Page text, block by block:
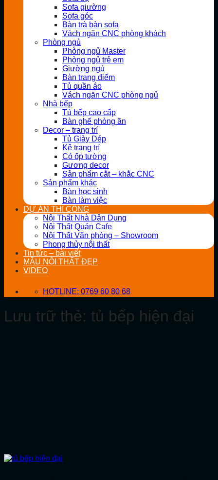
Sofa giường
Sofa góc
Bàn trà bàn sofa
Vách ngăn CNC phòng khách
Phòng ngủ
Phòng ngủ Master
Phòng ngủ trẻ em
Giường ngủ
Bàn trang điểm
Tủ quần áo
Vách ngăn CNC phòng ngủ
Nhà bếp
Tủ bếp cao cấp
Bàn ghế phòng ăn
Decor – trang trí
Tủ Giày Dép
Kệ trang trí
Cỏ ốp tường
Gương decor
Sản phẩm cắt – khắc CNC
Sản phẩm khác
Bàn học sinh
Bàn làm việc
DỰ ÁN THI CÔNG
Nội Thất Nhà Dân Dụng
Nội Thất Quán Cafe
Nội Thất Văn phòng – Showroom
Phong thủy nội thất
Tin tức – bài viết
MẪU NỘI THẤT ĐẸP
VIDEO
HOTLINE: 0769 60 80 68
Lưu trữ thẻ: tủ bếp hiện đại